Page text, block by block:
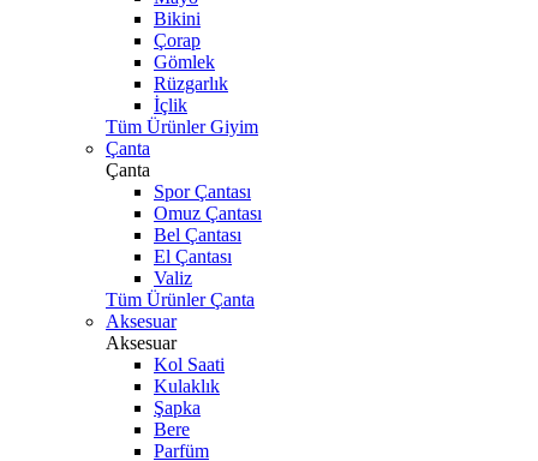
Bikini
Çorap
Gömlek
Rüzgarlık
İçlik
Tüm Ürünler Giyim
Çanta
Çanta
Spor Çantası
Omuz Çantası
Bel Çantası
El Çantası
Valiz
Tüm Ürünler Çanta
Aksesuar
Aksesuar
Kol Saati
Kulaklık
Şapka
Bere
Parfüm